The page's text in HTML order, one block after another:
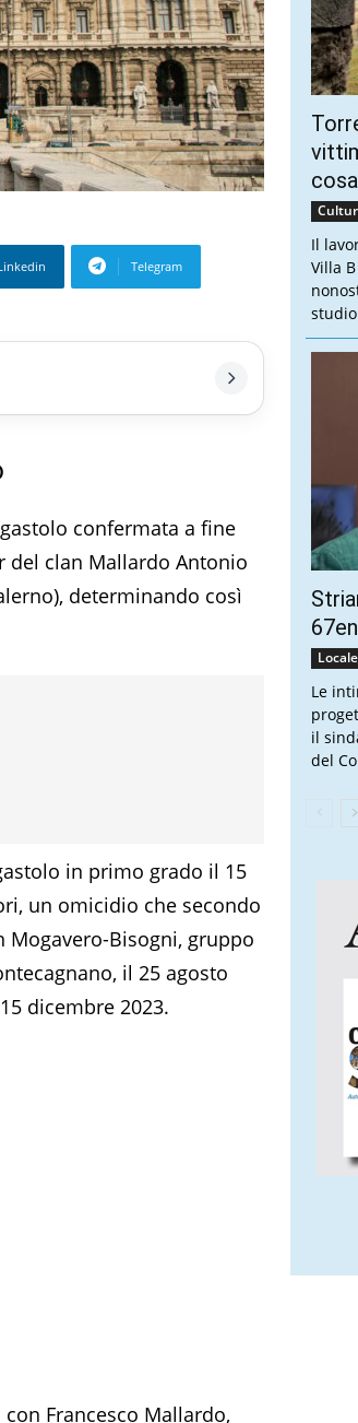
Telegram
confermata a fine
del clan Mallardo Antonio
determinando così
in primo grado il 15
un omicidio che secondo
Bisogni, gruppo
il 25 agosto
dicembre 2023.
Francesco Mallardo,
Il
Villa
Locale
Le
il
del